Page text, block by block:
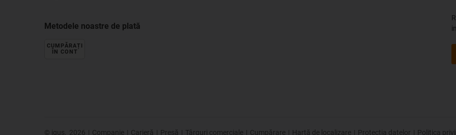
Metodele noastre de plată
CUMPĂRAȚI
ÎN CONT
© igus, 2026 | Companie | Carieră | Presă | Târguri comerciale | Cumpărare | Hartă de localizare | Protecția datelor | Politica